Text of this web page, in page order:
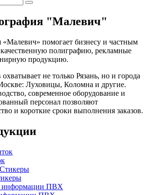
"Малевич"
помогает бизнесу и частным
качественную полиграфию, рекламные
продукцию.
не только Рязань, но и города
Луховицы, Коломна и другие.
современное оборудование и
персонал позволяют
и короткие сроки выполнения заказов.